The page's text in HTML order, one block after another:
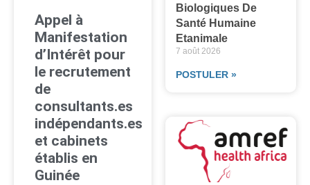
Appel à
Manifestation
d’Intérêt pour
le recrutement
de
consultants.es
indépendants.es
et cabinets
établis en
Guinée
Biologiques De
Santé Humaine
Etanimale
7 août 2026
POSTULER »